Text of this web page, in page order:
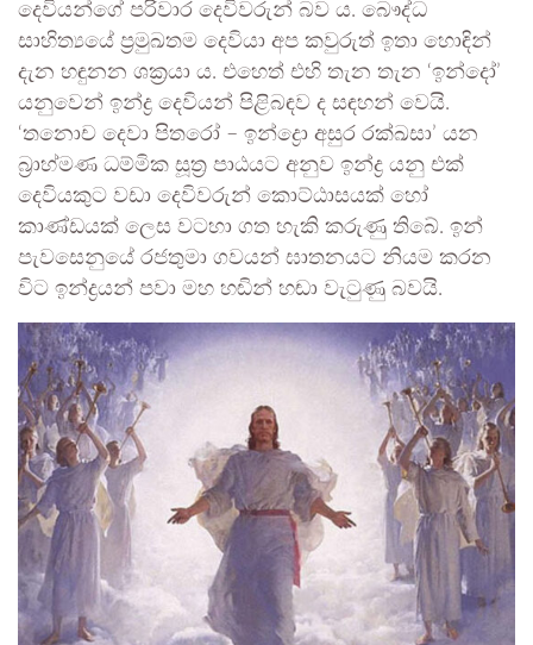
දෙවියන්ගේ පරිවාර දෙවිවරුන් බව ය. බෞද්ධ
සාහිත්‍යයේ ප්‍රමුඛතම දෙවියා අප කවුරුත් ඉතා හොඳින්
දැන හඳුනන ශක්‍රයා ය. එහෙත් එහි තැන තැන ‘ඉන්දෝ’
යනුවෙන් ඉන්ද්‍ර දෙවියන් පිළිබඳව ද සඳහන් වෙයි.
‘තනොච දෙවා පිතරෝ – ඉන්ද්‍රො අසුර රක්ඛසා’ යන
බ්‍රාහ්මණ ධම්මික සූත්‍ර පාඨයට අනුව ඉන්ද්‍ර යනු එක්
දෙවියකුට වඩා දෙවිවරුන් කොට්ඨාසයක් හෝ
කාණ්ඩයක් ලෙස වටහා ගත හැකි කරුණු තිබේ. ඉන්
පැවසෙනුයේ රජතුමා ගවයන් ඝාතනයට නියම කරන
විට ඉන්ද්‍රයන් පවා මහ හඬින් හඬා වැටුණු බවයි.